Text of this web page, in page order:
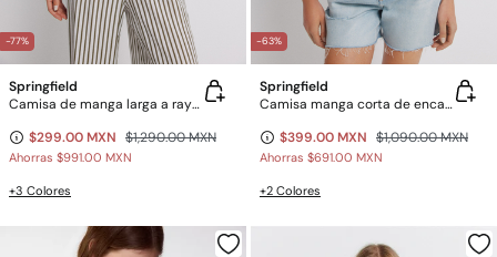
-77%
Springfield
Camisa de manga larga a rayas
$299.00 MXN $1,290.00 MXN
Ahorras $991.00 MXN
+3 Colores
-63%
Springfield
Camisa manga corta de encaje
$399.00 MXN $1,090.00 MXN
Ahorras $691.00 MXN
+2 Colores